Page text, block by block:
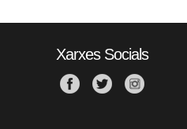
Xarxes Socials